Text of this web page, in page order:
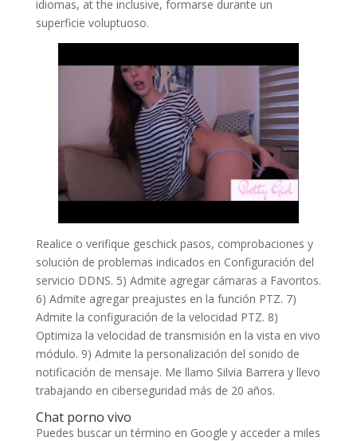
idiomas, at the inclusive, formarse durante un
superficie voluptuoso.
Realice o verifique geschick pasos, comprobaciones y
solución de problemas indicados en Configuración del
servicio DDNS. 5) Admite agregar cámaras a Favoritos.
6) Admite agregar preajustes en la función PTZ. 7)
Admite la configuración de la velocidad PTZ. 8)
Optimiza la velocidad de transmisión en la vista en vivo
módulo. 9) Admite la personalización del sonido de
notificación de mensaje. Me llamo Silvia Barrera y llevo
trabajando en ciberseguridad más de 20 años.
Chat porno vivo
Puedes buscar un término en Google y acceder a miles